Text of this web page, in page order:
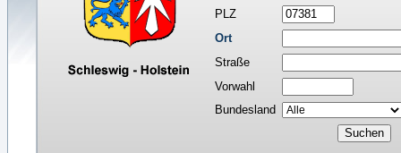
PLZ
Ort
Straße
Vorwahl
Bundesland